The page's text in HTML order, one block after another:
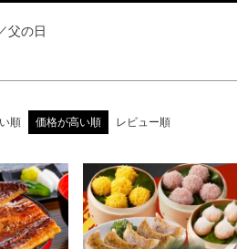
父の日
順 価格が高い順 レビュー順